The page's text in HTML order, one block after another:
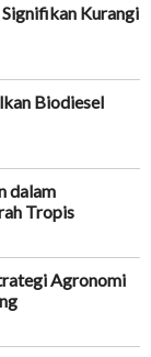
Kurangi
Biodiesel
dalam
Tropis
Agronomi